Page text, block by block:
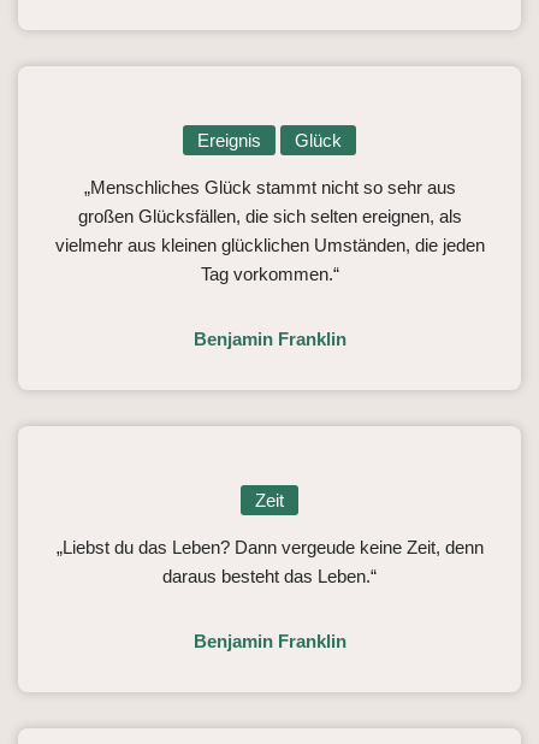
Ereignis Glück
„Menschliches Glück stammt nicht so sehr aus
großen Glücksfällen, die sich selten ereignen, als
vielmehr aus kleinen glücklichen Umständen, die jeden
Tag vorkommen.“
Benjamin Franklin
Zeit
„Liebst du das Leben? Dann vergeude keine Zeit, denn
daraus besteht das Leben.“
Benjamin Franklin